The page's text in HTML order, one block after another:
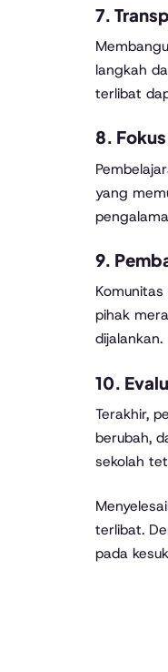
7.
langkah
terlibat
8.
yang
9.
pihak
dijalankan.
10.
Terakhir,
berubah,
sekolah
terlibat.
pada